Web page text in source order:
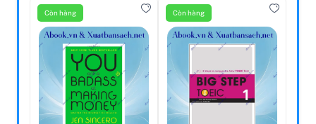
Còn hàng Còn hàng